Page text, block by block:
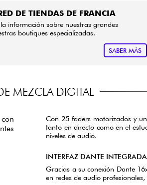
DE TIENDAS DE FRANCIA
información sobre nuestras grandes
boutiques especializadas.
SABER MÁS
MEZCLA DIGITAL
Con 25 faders motorizados y
tanto en directo como en el
niveles de audio.
INTERFAZ DANTE INTEGRADA
Gracias a su conexión Dante
en redes de audio